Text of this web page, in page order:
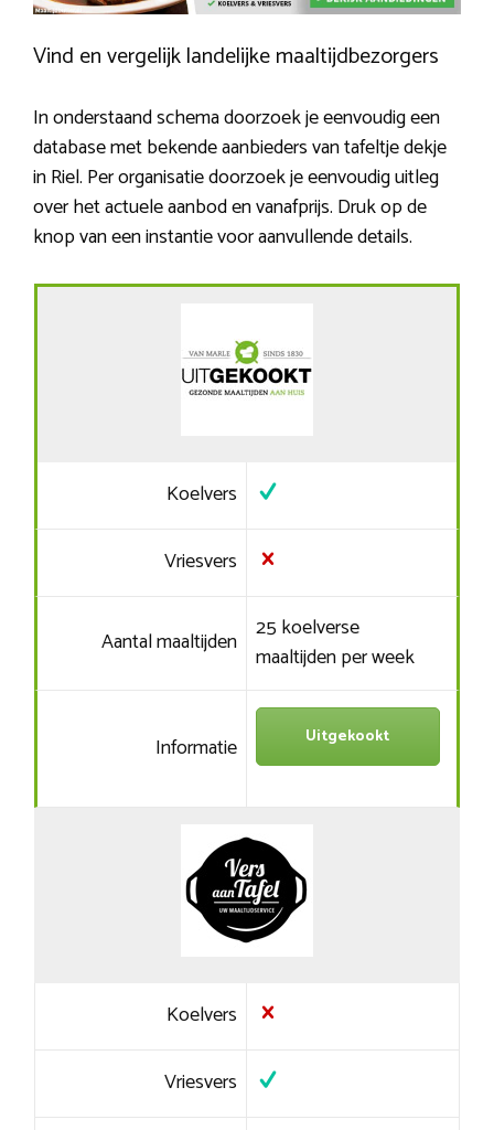
Vind en vergelijk landelijke maaltijdbezorgers
In onderstaand schema doorzoek je eenvoudig een
database met bekende aanbieders van tafeltje dekje
in Riel. Per organisatie doorzoek je eenvoudig uitleg
over het actuele aanbod en vanafprijs. Druk op de
knop van een instantie voor aanvullende details.
Koelvers
Vriesvers
Aantal maaltijden 25 koelverse
maaltijden per week
Informatie Uitgekookt
Koelvers
Vriesvers